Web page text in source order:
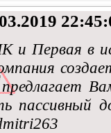
и Первая в
пассивный